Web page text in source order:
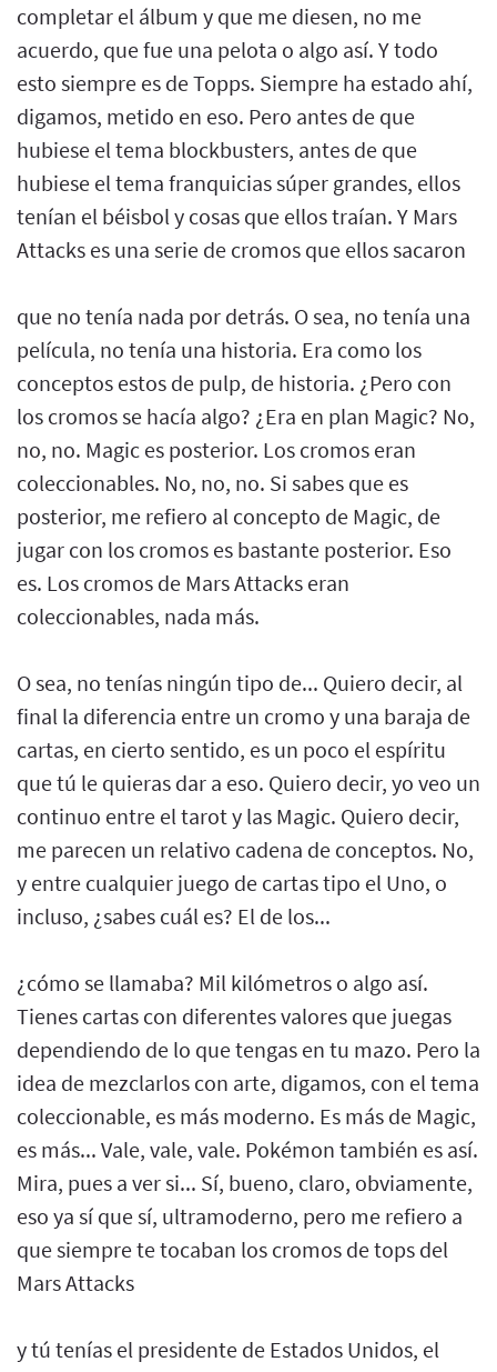
completar el álbum y que me diesen, no me
acuerdo, que fue una pelota o algo así. Y todo
esto siempre es de Topps. Siempre ha estado ahí,
digamos, metido en eso. Pero antes de que
hubiese el tema blockbusters, antes de que
hubiese el tema franquicias súper grandes, ellos
tenían el béisbol y cosas que ellos traían. Y Mars
Attacks es una serie de cromos que ellos sacaron
que no tenía nada por detrás. O sea, no tenía una
película, no tenía una historia. Era como los
conceptos estos de pulp, de historia. ¿Pero con
los cromos se hacía algo? ¿Era en plan Magic? No,
no, no. Magic es posterior. Los cromos eran
coleccionables. No, no, no. Si sabes que es
posterior, me refiero al concepto de Magic, de
jugar con los cromos es bastante posterior. Eso
es. Los cromos de Mars Attacks eran
coleccionables, nada más.
O sea, no tenías ningún tipo de... Quiero decir, al
final la diferencia entre un cromo y una baraja de
cartas, en cierto sentido, es un poco el espíritu
que tú le quieras dar a eso. Quiero decir, yo veo un
continuo entre el tarot y las Magic. Quiero decir,
me parecen un relativo cadena de conceptos. No,
y entre cualquier juego de cartas tipo el Uno, o
incluso, ¿sabes cuál es? El de los...
¿cómo se llamaba? Mil kilómetros o algo así.
Tienes cartas con diferentes valores que juegas
dependiendo de lo que tengas en tu mazo. Pero la
idea de mezclarlos con arte, digamos, con el tema
coleccionable, es más moderno. Es más de Magic,
es más... Vale, vale, vale. Pokémon también es así.
Mira, pues a ver si... Sí, bueno, claro, obviamente,
eso ya sí que sí, ultramoderno, pero me refiero a
que siempre te tocaban los cromos de tops del
Mars Attacks
y tú tenías el presidente de Estados Unidos, el